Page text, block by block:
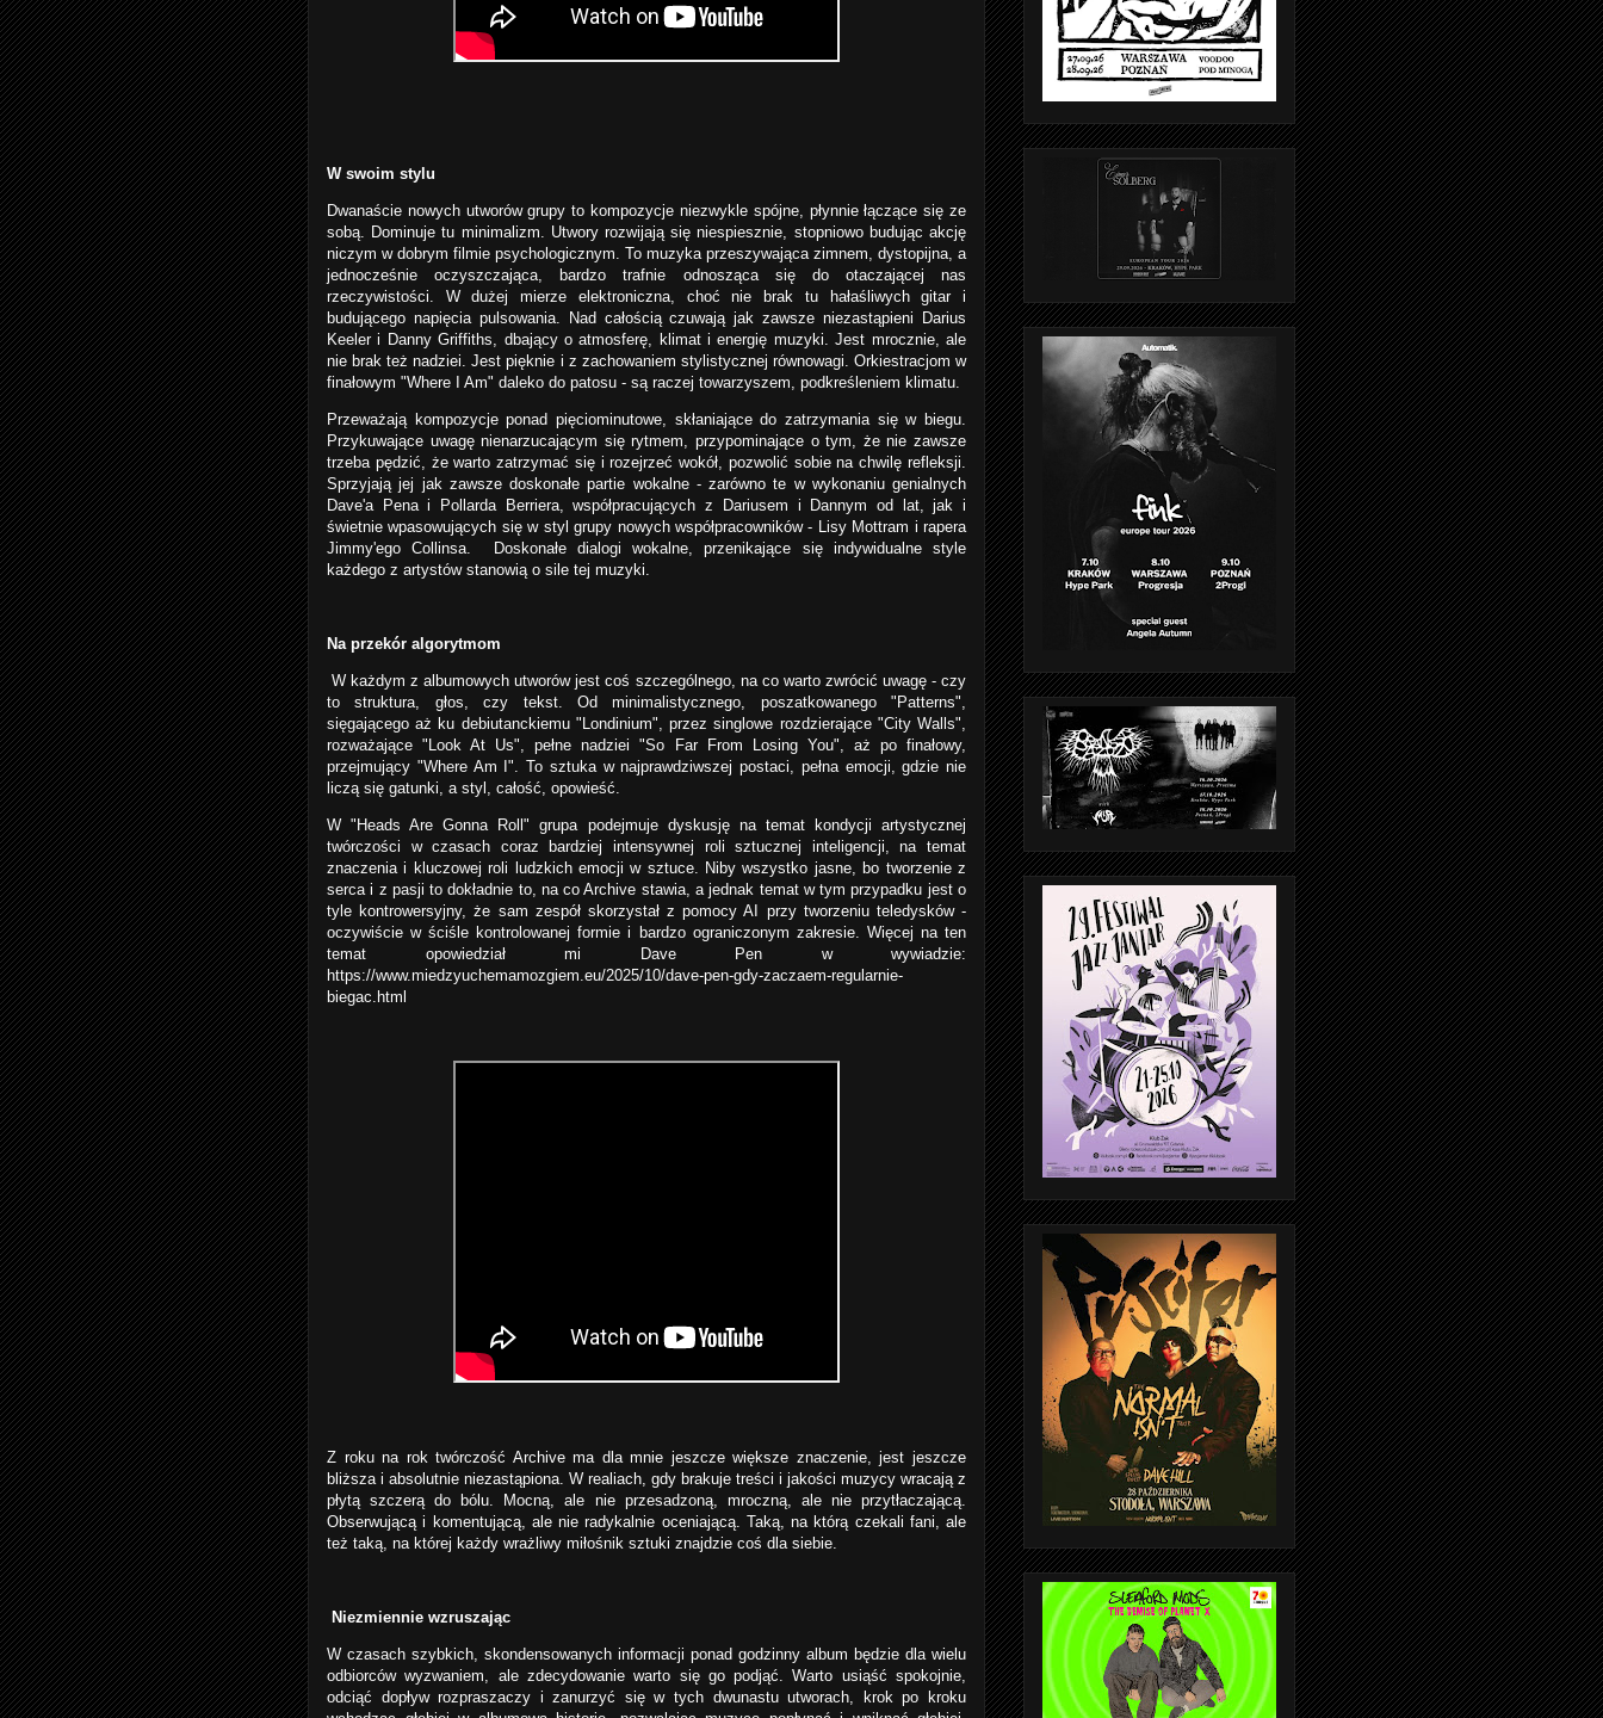
W swoim stylu
Dwanaście nowych utworów grupy to kompozycje niezwykle spójne, płynnie łączące się ze
sobą. Dominuje tu minimalizm. Utwory rozwijają się niespiesznie, stopniowo budując akcję
niczym w dobrym filmie psychologicznym. To muzyka przeszywająca zimnem, dystopijna, a
jednocześnie oczyszczająca, bardzo trafnie odnosząca się do otaczającej nas
rzeczywistości. W dużej mierze elektroniczna, choć nie brak tu hałaśliwych gitar i
budującego napięcia pulsowania. Nad całością czuwają jak zawsze niezastąpieni Darius
Keeler i Danny Griffiths, dbający o atmosferę, klimat i energię muzyki. Jest mrocznie, ale
nie brak też nadziei. Jest pięknie i z zachowaniem stylistycznej równowagi. Orkiestracjom w
finałowym "Where I Am" daleko do patosu - są raczej towarzyszem, podkreśleniem klimatu.
Przeważają kompozycje ponad pięciominutowe, skłaniające do zatrzymania się w biegu.
Przykuwające uwagę nienarzucającym się rytmem, przypominające o tym, że nie zawsze
trzeba pędzić, że warto zatrzymać się i rozejrzeć wokół, pozwolić sobie na chwilę refleksji.
Sprzyjają jej jak zawsze doskonałe partie wokalne - zarówno te w wykonaniu genialnych
Dave'a Pena i Pollarda Berriera, współpracujących z Dariusem i Dannym od lat, jak i
świetnie wpasowujących się w styl grupy nowych współpracowników - Lisy Mottram i rapera
Jimmy'ego Collinsa. Doskonałe dialogi wokalne, przenikające się indywidualne style
każdego z artystów stanowią o sile tej muzyki.
Na przekór algorytmom
W każdym z albumowych utworów jest coś szczególnego, na co warto zwrócić uwagę - czy
to struktura, głos, czy tekst. Od minimalistycznego, poszatkowanego "Patterns",
sięgającego aż ku debiutanckiemu "Londinium", przez singlowe rozdzierające "City Walls",
rozważające "Look At Us", pełne nadziei "So Far From Losing You", aż po finałowy,
przejmujący "Where Am I". To sztuka w najprawdziwszej postaci, pełna emocji, gdzie nie
liczą się gatunki, a styl, całość, opowieść.
W "Heads Are Gonna Roll" grupa podejmuje dyskusję na temat kondycji artystycznej
twórczości w czasach coraz bardziej intensywnej roli sztucznej inteligencji, na temat
znaczenia i kluczowej roli ludzkich emocji w sztuce. Niby wszystko jasne, bo tworzenie z
serca i z pasji to dokładnie to, na co Archive stawia, a jednak temat w tym przypadku jest o
tyle kontrowersyjny, że sam zespół skorzystał z pomocy AI przy tworzeniu teledysków -
oczywiście w ściśle kontrolowanej formie i bardzo ograniczonym zakresie. Więcej na ten
temat opowiedział mi Dave Pen w wywiadzie:
https://www.miedzyuchemamozgiem.eu/2025/10/dave-pen-gdy-zaczaem-regularnie-
biegac.html
Z roku na rok twórczość Archive ma dla mnie jeszcze większe znaczenie, jest jeszcze
bliższa i absolutnie niezastąpiona. W realiach, gdy brakuje treści i jakości muzycy wracają z
płytą szczerą do bólu. Mocną, ale nie przesadzoną, mroczną, ale nie przytłaczającą.
Obserwującą i komentującą, ale nie radykalnie oceniającą. Taką, na którą czekali fani, ale
też taką, na której każdy wrażliwy miłośnik sztuki znajdzie coś dla siebie.
Niezmiennie wzruszając
W czasach szybkich, skondensowanych informacji ponad godzinny album będzie dla wielu
odbiorców wyzwaniem, ale zdecydowanie warto się go podjąć. Warto usiąść spokojnie,
odciąć dopływ rozpraszaczy i zanurzyć się w tych dwunastu utworach, krok po kroku